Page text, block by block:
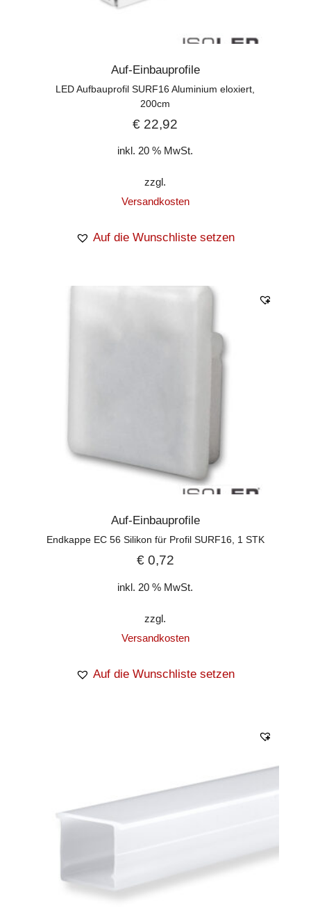
Auf-Einbauprofile
LED Aufbauprofil SURF16 Aluminium eloxiert,
200cm
€ 22,92
inkl. 20 % MwSt.
zzgl.
Versandkosten
Auf die Wunschliste setzen
Auf-Einbauprofile
Endkappe EC 56 Silikon für Profil SURF16, 1 STK
€0,72
inkl. 20 % MwSt.
zzgl.
Versandkosten
Auf die Wunschliste setzen